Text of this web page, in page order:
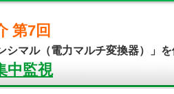
第7回
シマル（電力マルチ変換器）」
中監視